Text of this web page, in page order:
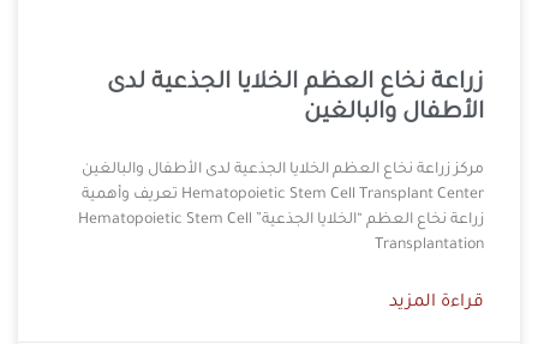
زراعة نخاع العظم الخلايا الجذعية لدى
الأطفال والبالغين
مركز زراعة نخاع العظم الخلايا الجذعية لدى الأطفال والبالغين
Hematopoietic Stem Cell Transplant Center تعريف وأهمية
زراعة نخاع العظم “الخلايا الجذعية” Hematopoietic Stem Cell
Transplantation
قراءة المزيد